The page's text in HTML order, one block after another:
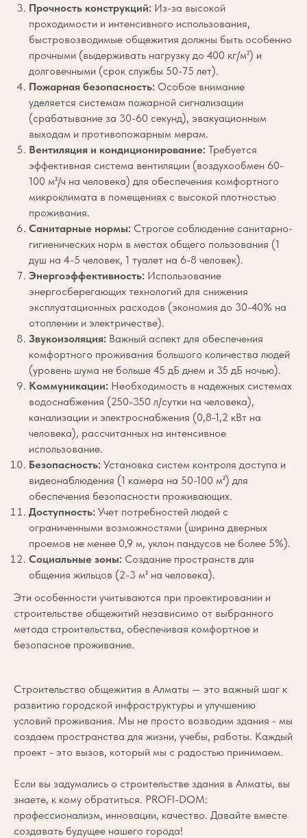
Прочность конструкций: Из-за высокой
проходимости и интенсивного использования,
быстровозводимые общежития должны быть особенно
прочными (выдерживать нагрузку до 400 кг/м²) и
долговечными (срок службы 50-75 лет).
Пожарная безопасность: Особое внимание
уделяется системам пожарной сигнализации
(срабатывание за 30-60 секунд), эвакуационным
выходам и противопожарным мерам.
Вентиляция и кондиционирование: Требуется
эффективная система вентиляции (воздухообмен 60-
100 м³/ч на человека) для обеспечения комфортного
микроклимата в помещениях с высокой плотностью
проживания.
Санитарные нормы: Строгое соблюдение санитарно-
гигиенических норм в местах общего пользования (1
душ на 4-5 человек, 1 туалет на 6-8 человек).
Энергоэффективность: Использование
энергосберегающих технологий для снижения
эксплуатационных расходов (экономия до 30-40% на
отоплении и электричестве).
Звукоизоляция: Важный аспект для обеспечения
комфортного проживания большого количества людей
(уровень шума не больше 45 дБ днем и 35 дБ ночью).
Коммуникации: Необходимость в надежных системах
водоснабжения (250-350 л/сутки на человека),
канализации и электроснабжения (0,8-1,2 кВт на
человека), рассчитанных на интенсивное
использование.
Безопасность: Установка систем контроля доступа и
видеонаблюдения (1 камера на 50-100 м²) для
обеспечения безопасности проживающих.
Доступность: Учет потребностей людей с
ограниченными возможностями (ширина дверных
проемов не менее 0,9 м, уклон пандусов не более 5%).
Социальные зоны: Создание пространств для
общения жильцов (2-3 м² на человека).
Эти особенности учитываются при проектировании и
строительстве общежитий независимо от выбранного
метода строительства, обеспечивая комфортное и
безопасное проживание.
Строительство общежития в Алматы — это важный шаг к
развитию городской инфраструктуры и улучшению
условий проживания. Мы не просто возводим здания - мы
создаем пространства для жизни, учебы, работы. Каждый
проект - это вызов, который мы с радостью принимаем.
Если вы задумались о строительстве здания в Алматы, вы
знаете, к кому обратиться. PROFI-DOM:
профессионализм, инновации, качество. Давайте вместе
создавать будущее нашего города!